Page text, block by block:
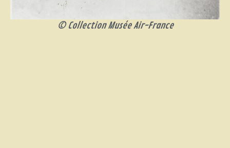
© Collection Musée Air-France